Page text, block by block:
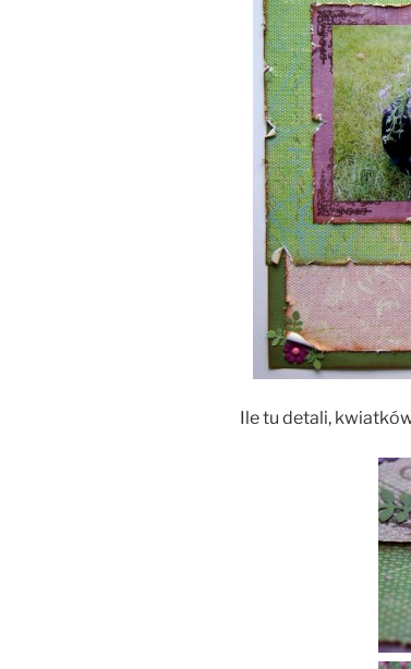
Ile tu detali,